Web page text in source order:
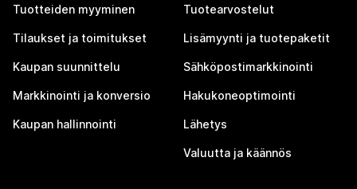
Tuotteiden myyminen
Tilaukset ja toimitukset
Kaupan suunnittelu
Markkinointi ja konversio
Kaupan hallinnointi
Tuotearvostelut
Lisämyynti ja tuotepaketit
Sähköpostimarkkinointi
Hakukoneoptimointi
Lähetys
Valuutta ja käännös